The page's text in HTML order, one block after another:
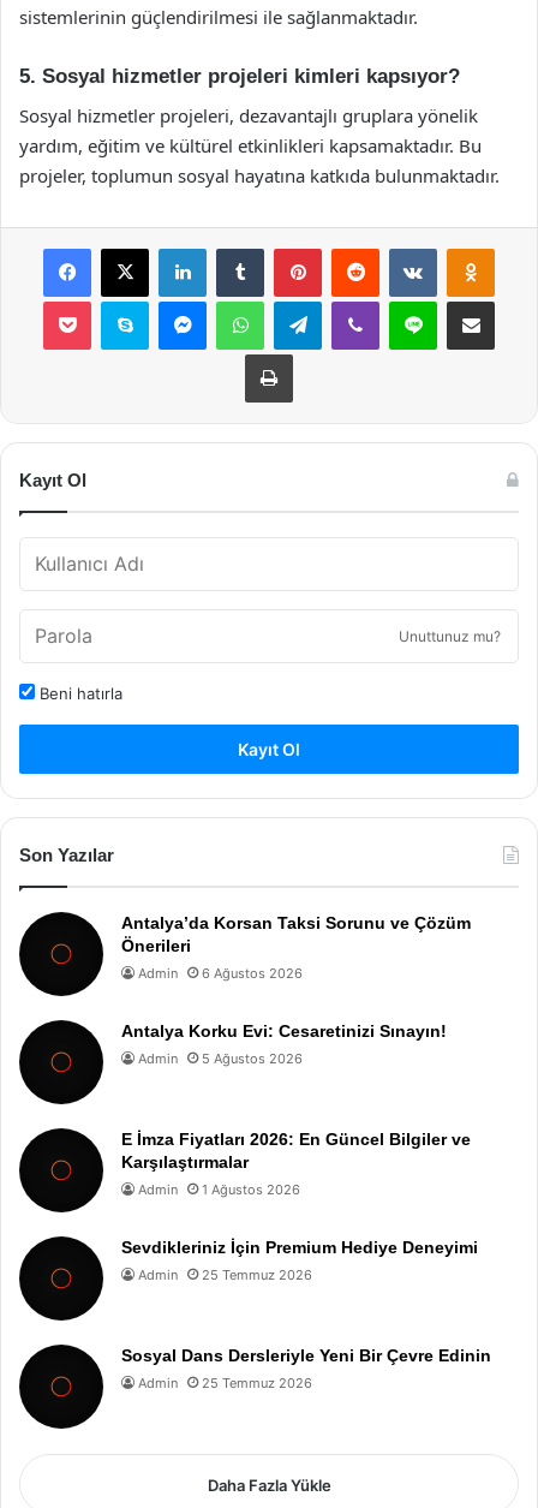
sistemlerinin güçlendirilmesi ile sağlanmaktadır.
5. Sosyal hizmetler projeleri kimleri kapsıyor?
Sosyal hizmetler projeleri, dezavantajlı gruplara yönelik
yardım, eğitim ve kültürel etkinlikleri kapsamaktadır. Bu
projeler, toplumun sosyal hayatına katkıda bulunmaktadır.
Facebook
X LinkedInTumblr PinterestReddit VKontakte
Pocket Skype MessengerWhatsAppTelegramViber Line E-Posta ile
Yazdır
Kayıt Ol
Unuttunuz mu?
Beni hatırla
Kayıt Ol
Son Yazılar
Antalya’da Korsan Taksi Sorunu ve Çözüm
Önerileri
Admin 6 Ağustos 2026
Antalya Korku Evi: Cesaretinizi Sınayın!
Admin 5 Ağustos 2026
E İmza Fiyatları 2026: En Güncel Bilgiler ve
Karşılaştırmalar
Admin 1 Ağustos 2026
Sevdikleriniz İçin Premium Hediye Deneyimi
Admin 25 Temmuz 2026
Sosyal Dans Dersleriyle Yeni Bir Çevre Edinin
Admin 25 Temmuz 2026
Daha Fazla Yükle